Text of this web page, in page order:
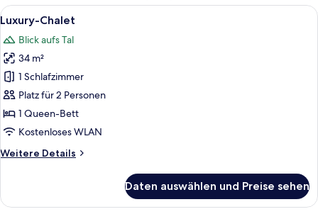
Alle
Fotos
für
Luxury-
Chalet
anzeigen
Ein großes Bett mit hölzernem
2
Luxury-Chalet
Blick aufs Tal
34 m²
1 Schlafzimmer
Platz für 2 Personen
1 Queen-Bett
Kostenloses WLAN
Weitere Details
Weitere
Chalet
Daten auswählen und Preise sehen